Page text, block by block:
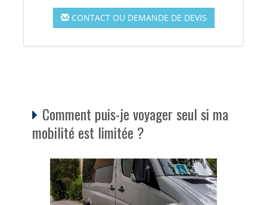
CONTACT OU DEMANDE DE DEVIS
Comment puis-je voyager seul si ma
mobilité est limitée ?